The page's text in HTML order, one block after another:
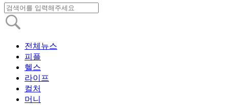
전체뉴스
피플
헬스
라이프
컬처
머니